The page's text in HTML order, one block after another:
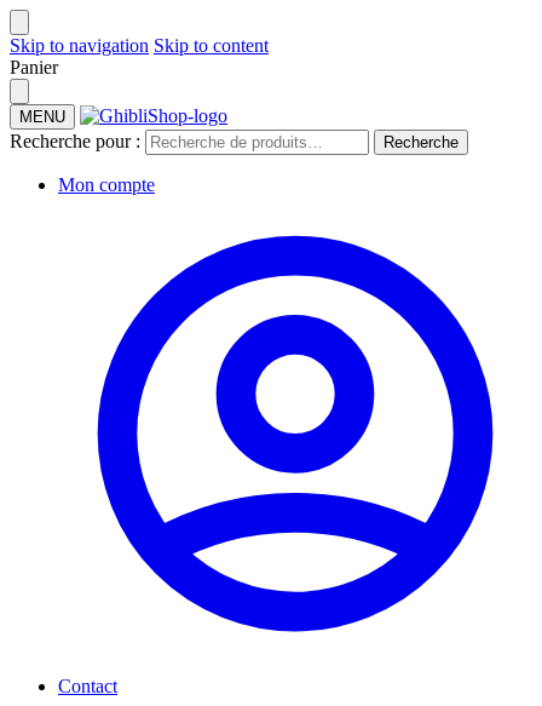
Skip to navigation Skip to content
Panier
MENU
Recherche pour : Recherche
Mon compte
Contact